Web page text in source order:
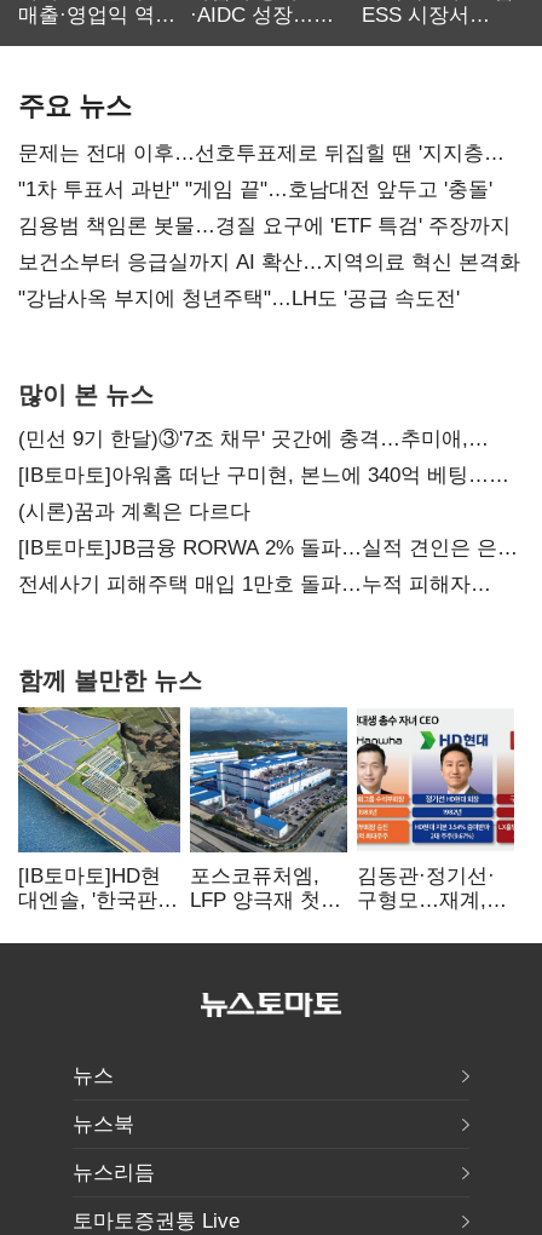
매출·영업익 역대
·AIDC 성장…
ESS 시장서
주요 뉴스
문제는 전대 이후…선호투표제로 뒤집힐 땐 '지지층
불복'
"1차 투표서 과반" "게임 끝"…호남대전 앞두고 '충돌'
김용범 책임론 봇물…경질 요구에 'ETF 특검' 주장까지
보건소부터 응급실까지 AI 확산…지역의료 혁신 본격화
"강남사옥 부지에 청년주택"…LH도 '공급 속도전'
많이 본 뉴스
(민선 9기 한달)③'7조 채무' 곳간에 충격…추미애,
20년만에 '비상재정' 선언 승부수
[IB토마토]아워홈 떠난 구미현, 본느에 340억 베팅…
가족 지배체제 구축
(시론)꿈과 계획은 다르다
[IB토마토]JB금융 RORWA 2% 돌파…실적 견인은 은행
아닌 캐피탈
전세사기 피해주택 매입 1만호 돌파…누적 피해자
함께 볼만한 뉴스
[IB토마토]HD현
대엔솔, '한국판
세액공제 선택이
포스코퓨처엠,
LFP 양극재 첫
ESS 시장 공략
김동관·정기선·
구형모…재계,
전성시대
뉴스
뉴스북
뉴스리듬
토마토증권통 Live